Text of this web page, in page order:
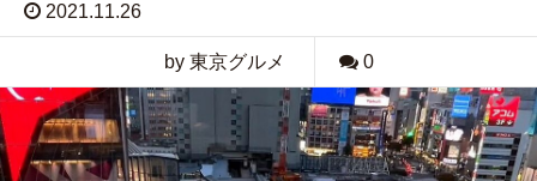
2021.11.26
by 東京グルメ 0